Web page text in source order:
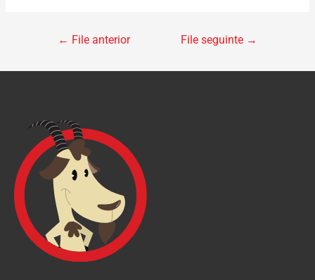
← File anterior File seguinte →